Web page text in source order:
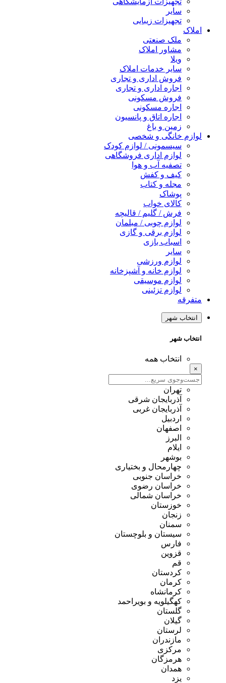
سایر
تجهیزات زیبایی
املاک
ملک صنعتی
مشاور املاک
ویلا
سایر خدمات املاک
فروش اداری و تجاری
اجاره اداری و تجاری
فروش مسکونی
اجاره مسکونی
اجاره اتاق و پانسیون
زمین و باغ
لوازم خانگی و شخصی
سیسمونی / لوازم کودک
لوازم اداری فروشگاهی
تصفیه آب و هوا
کیف و کفش
مجله و کتاب
پوشاک
کالای خواب
فرش / گلیم / قالیچه
لوازم چوبی / مبلمان
لوازم برقی و گازی
اسباب بازی
سایر
لوازم ورزشی
لوازم خانه و آشپزخانه
لوازم موسیقی
لوازم تزئینی
متفرقه
انتخاب شهر
انتخاب شهر
انتخاب همه
×
تهران
آذربایجان شرقی
آذربایجان غربی
اردبیل
اصفهان
البرز
ایلام
بوشهر
چهارمحال و بختیاری
خراسان جنوبی
خراسان رضوی
خراسان شمالی
خوزستان
زنجان
سمنان
سیستان و بلوچستان
فارس
قزوین
قم
کردستان
کرمان
کرمانشاه
کهگیلویه و بویراحمد
گلستان
گیلان
لرستان
مازندران
مرکزی
هرمزگان
همدان
یزد